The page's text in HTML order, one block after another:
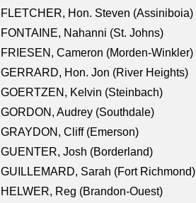
FLETCHER, Hon. Steven (Assiniboia)
FONTAINE, Nahanni (St. Johns)
FRIESEN, Cameron (Morden-Winkler)
GERRARD, Hon. Jon (River Heights)
GOERTZEN, Kelvin (Steinbach)
GORDON, Audrey (Southdale)
GRAYDON, Cliff (Emerson)
GUENTER, Josh (Borderland)
GUILLEMARD, Sarah (Fort Richmond)
HELWER, Reg (Brandon-Ouest)